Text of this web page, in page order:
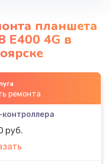
планшета
E400 4G в
ремонта
руб.